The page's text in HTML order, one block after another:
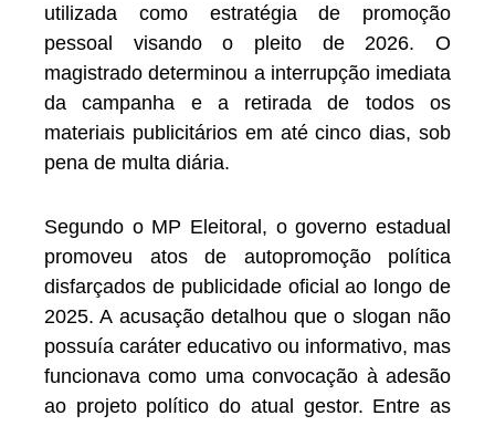
utilizada como estratégia de promoção
pessoal visando o pleito de 2026. O
magistrado determinou a interrupção imediata
da campanha e a retirada de todos os
materiais publicitários em até cinco dias, sob
pena de multa diária.
Segundo o MP Eleitoral, o governo estadual
promoveu atos de autopromoção política
disfarçados de publicidade oficial ao longo de
2025. A acusação detalhou que o slogan não
possuía caráter educativo ou informativo, mas
funcionava como uma convocação à adesão
ao projeto político do atual gestor. Entre as